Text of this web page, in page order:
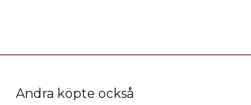
Andra köpte också